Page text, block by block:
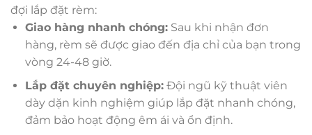
đợi lắp đặt rèm:
Giao hàng nhanh chóng:Sau khi nhận đơn
hàng, rèm sẽ được giao đến địa chỉ của bạn trong
vòng 24-48 giờ.
Lắp đặt chuyên nghiệp:Đội ngũ kỹ thuật viên
dày dặn kinh nghiệm giúp lắp đặt nhanh chóng,
đảm bảo hoạt động êm ái và ổn định.